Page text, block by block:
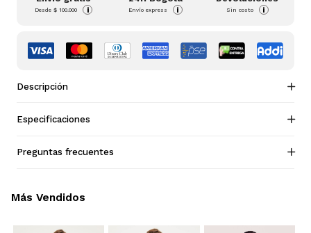
Desde$ 100.000 i Envío express i Sin costo i
Descripción
Especificaciones
Preguntas frecuentes
Más Vendidos